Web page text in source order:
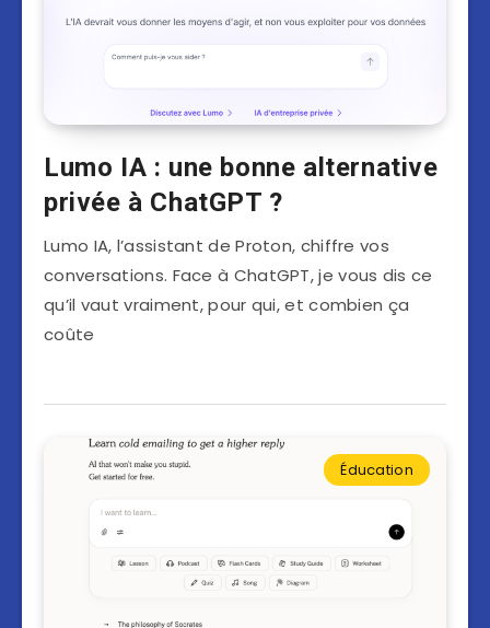
Lumo IA : une bonne alternative
privée à ChatGPT ?
Lumo IA, l’assistant de Proton, chiffre vos
conversations. Face à ChatGPT, je vous dis ce
qu’il vaut vraiment, pour qui, et combien ça
coûte
Éducation